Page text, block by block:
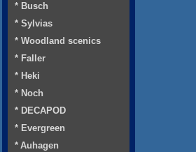
* Busch
* Sylvias
* Woodland scenics
* Faller
* Heki
* Noch
* DECAPOD
* Evergreen
* Auhagen